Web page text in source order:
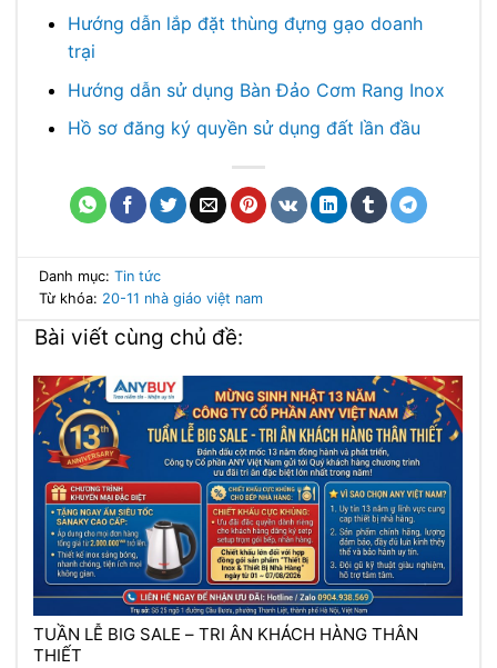
Hướng dẫn lắp đặt thùng đựng gạo doanh
trại
Hướng dẫn sử dụng Bàn Đảo Cơm Rang Inox
Hồ sơ đăng ký quyền sử dụng đất lần đầu
Danh mục: Tin tức
Từ khóa: 20-11 nhà giáo việt nam
Bài viết cùng chủ đề:
TUẦN LỄ BIG SALE – TRI ÂN KHÁCH HÀNG THÂN
THIẾT